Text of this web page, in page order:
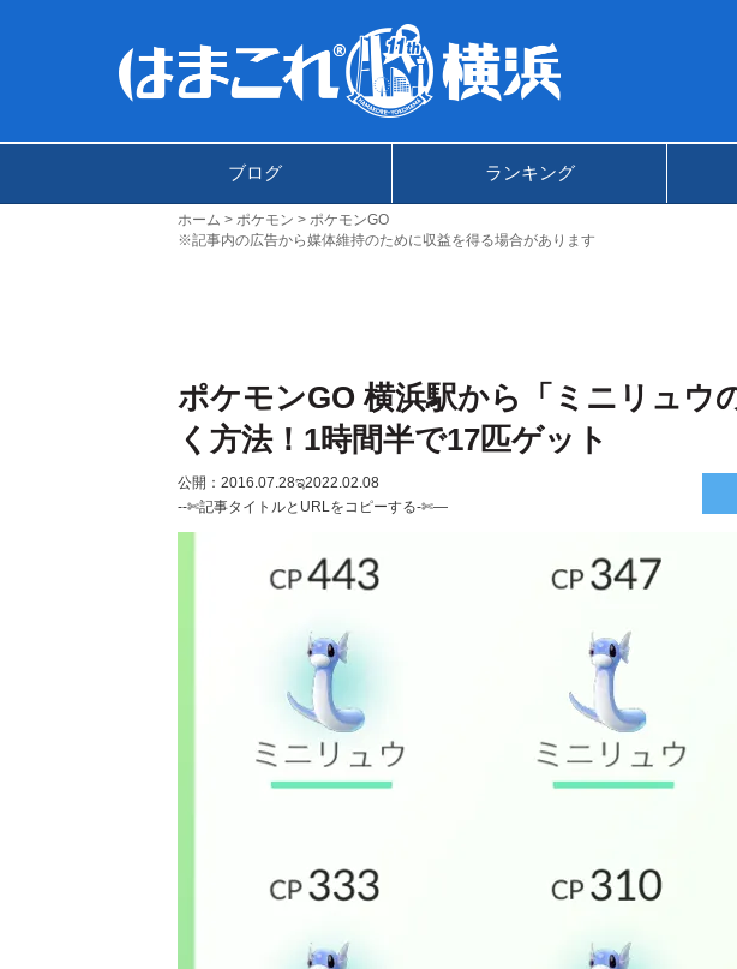
ブログ ランキング
ホーム ポケモン
ポケモンGO
※記事内の広告から媒体維持のために収益を得る場合があります
ポケモンGO 横浜駅から「ミニリュウ
く方法！1時間半で17匹ゲット
公開：2016.07.28ಇ2022.02.08
--✄記事タイトルとURLをコピーする-✄—